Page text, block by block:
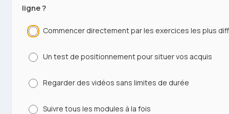
ligne ?
Commencer directement par les exercices les plus
Un test de positionnement pour situer vos acquis
Regarder des vidéos sans limites de durée
Suivre tous les modules à la fois